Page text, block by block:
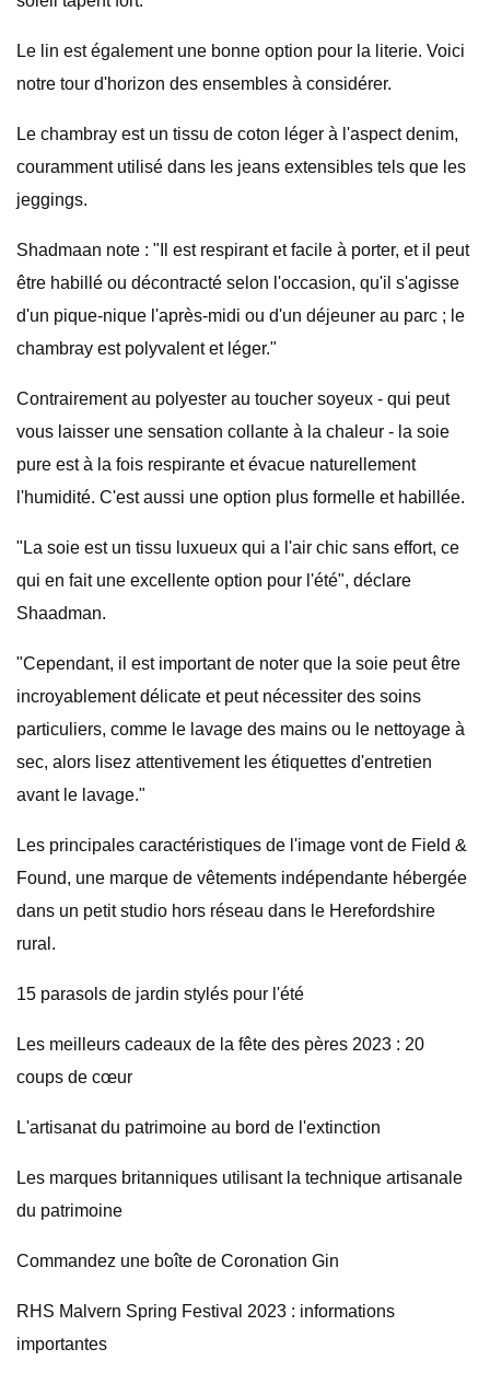
Le lin est également une bonne option pour la literie. Voici
notre tour d'horizon des ensembles à considérer.
Le chambray est un tissu de coton léger à l'aspect denim,
couramment utilisé dans les jeans extensibles tels que les
jeggings.
Shadmaan note : "Il est respirant et facile à porter, et il peut
être habillé ou décontracté selon l'occasion, qu'il s'agisse
d'un pique-nique l'après-midi ou d'un déjeuner au parc ; le
chambray est polyvalent et léger."
Contrairement au polyester au toucher soyeux - qui peut
vous laisser une sensation collante à la chaleur - la soie
pure est à la fois respirante et évacue naturellement
l'humidité. C'est aussi une option plus formelle et habillée.
"La soie est un tissu luxueux qui a l'air chic sans effort, ce
qui en fait une excellente option pour l'été", déclare
Shaadman.
"Cependant, il est important de noter que la soie peut être
incroyablement délicate et peut nécessiter des soins
particuliers, comme le lavage des mains ou le nettoyage à
sec, alors lisez attentivement les étiquettes d'entretien
avant le lavage."
Les principales caractéristiques de l'image vont de Field &
Found, une marque de vêtements indépendante hébergée
dans un petit studio hors réseau dans le Herefordshire
rural.
15 parasols de jardin stylés pour l'été
Les meilleurs cadeaux de la fête des pères 2023 : 20
coups de cœur
L'artisanat du patrimoine au bord de l'extinction
Les marques britanniques utilisant la technique artisanale
du patrimoine
Commandez une boîte de Coronation Gin
RHS Malvern Spring Festival 2023 : informations
importantes